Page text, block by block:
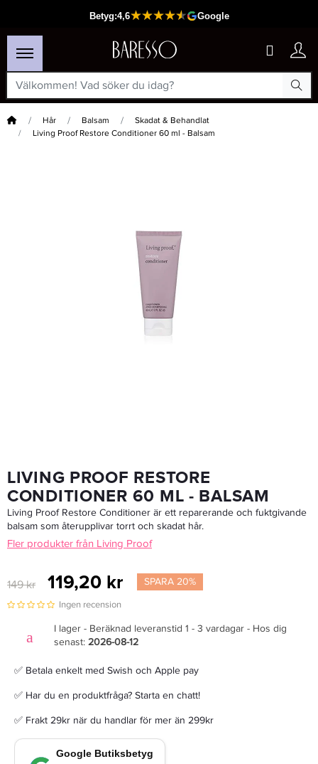
Hem Hår Balsam
Skadat & Behandlat
Living Proof Restore Conditioner 60 ml - Balsam
LIVING PROOF RESTORE
CONDITIONER 60 ML - BALSAM
Living Proof Restore Conditioner är ett reparerande och fuktgivande
balsam som återupplivar torrt och skadat hår.
Fler produkter från Living Proof
149 kr 119,20 kr SPARA 20%
Ingen recension
I lager - Beräknad leveranstid 1 - 3 vardagar - Hos dig
senast: 2026-08-12
✅ Betala enkelt med Swish och Apple pay
✅ Har du en produktfråga? Starta en chatt!
✅ Frakt 29kr när du handlar för mer än 299kr